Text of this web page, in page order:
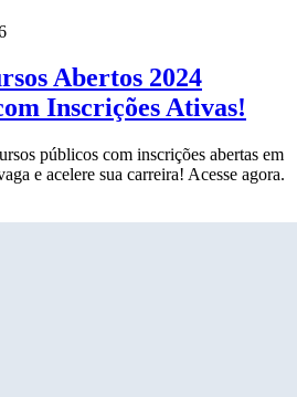
Abertos 2024
Inscrições Ativas!
públicos com inscrições abertas em
e acelere sua carreira! Acesse agora.